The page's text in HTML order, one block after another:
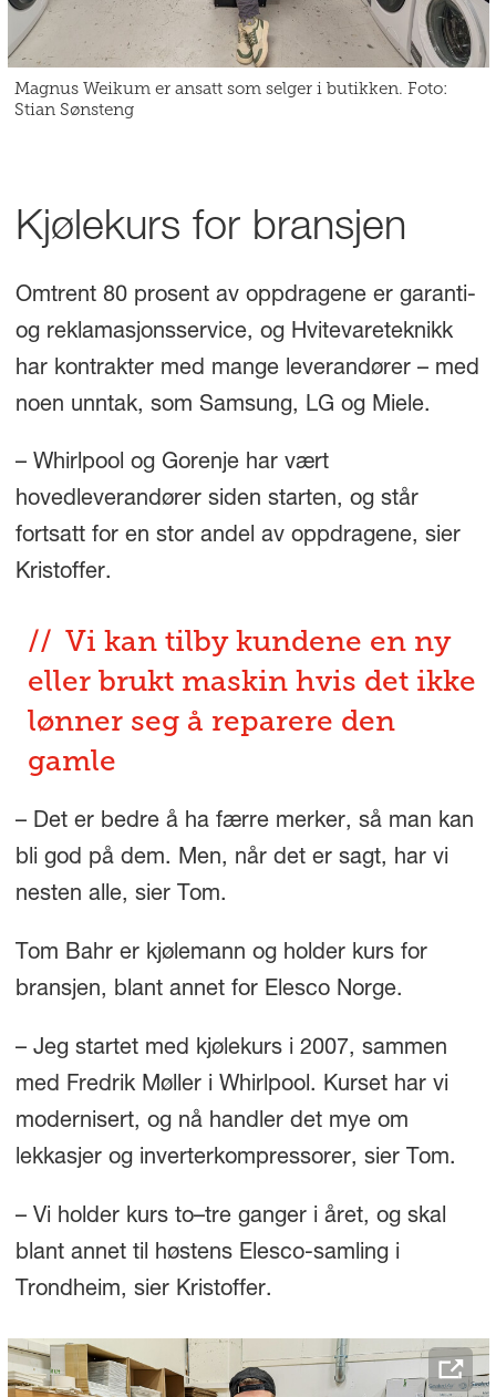
Magnus Weikum er ansatt som selger i butikken. Foto:
Stian Sønsteng
Kjølekurs for bransjen
Omtrent 80 prosent av oppdragene er garanti-
og reklamasjonsservice, og Hvitevareteknikk
har kontrakter med mange leverandører – med
noen unntak, som Samsung, LG og Miele.
– Whirlpool og Gorenje har vært
hovedleverandører siden starten, og står
fortsatt for en stor andel av oppdragene, sier
Kristoffer.
Vi kan tilby kundene en ny
eller brukt maskin hvis det ikke
lønner seg å reparere den
gamle
– Det er bedre å ha færre merker, så man kan
bli god på dem. Men, når det er sagt, har vi
nesten alle, sier Tom.
Tom Bahr er kjølemann og holder kurs for
bransjen, blant annet for Elesco Norge.
– Jeg startet med kjølekurs i 2007, sammen
med Fredrik Møller i Whirlpool. Kurset har vi
modernisert, og nå handler det mye om
lekkasjer og inverterkompressorer, sier Tom.
– Vi holder kurs to–tre ganger i året, og skal
blant annet til høstens Elesco-samling i
Trondheim, sier Kristoffer.